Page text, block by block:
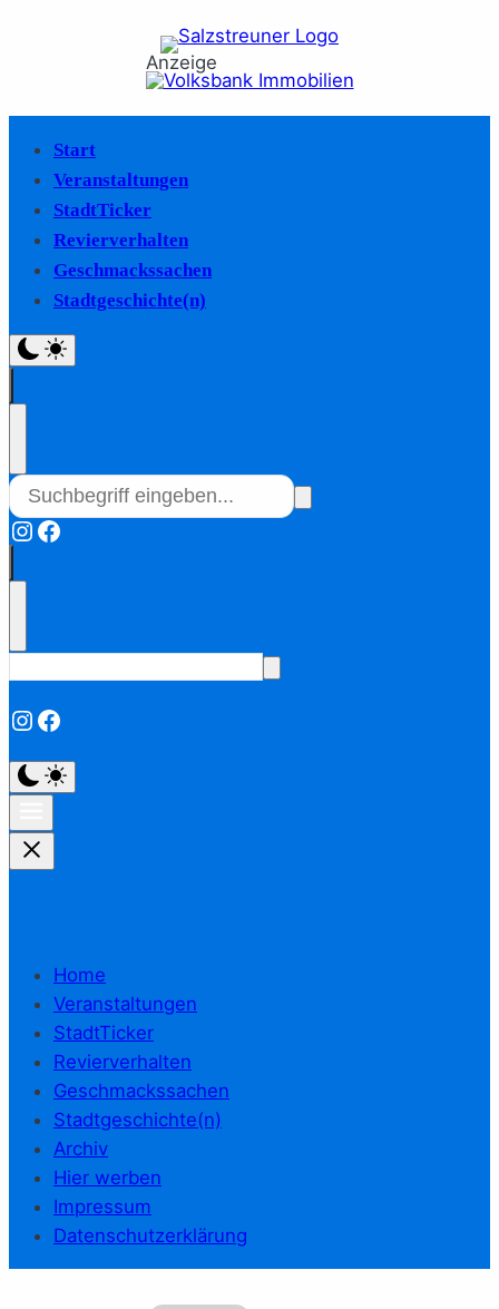
Anzeige
Start
Veranstaltungen
StadtTicker
Revierverhalten
Geschmackssachen
Stadtgeschichte(n)
Instagram
Facebook
Instagram
Facebook
Home
Veranstaltungen
StadtTicker
Revierverhalten
Geschmackssachen
Stadtgeschichte(n)
Archiv
Hier werben
Impressum
Datenschutzerklärung